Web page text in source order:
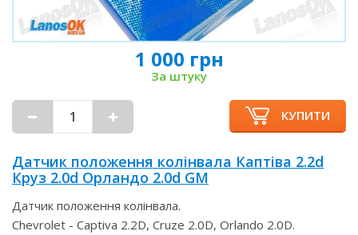
1 000 грн
За штуку
КУПИТИ
Датчик положення колінвала Каптіва 2.2d
Круз 2.0d Орландо 2.0d GM
Датчик положення колінвала.
Chevrolet - Captiva 2.2D, Cruze 2.0D, Orlando 2.0D.